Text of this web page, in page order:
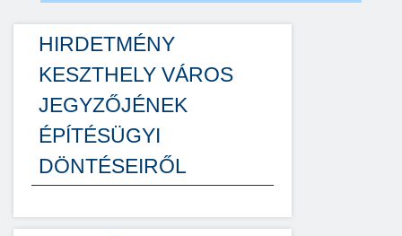
HIRDETMÉNY
KESZTHELY VÁROS
JEGYZŐJÉNEK
ÉPÍTÉSÜGYI
DÖNTÉSEIRŐL